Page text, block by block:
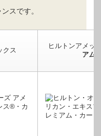
スです。
クス
ヒルトンアメッ
アム